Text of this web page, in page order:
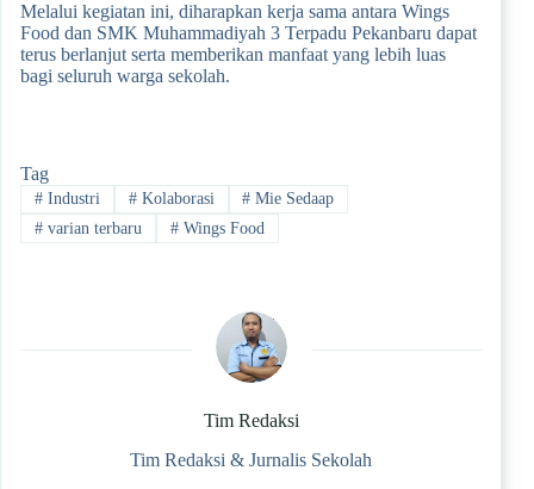
Melalui kegiatan ini, diharapkan kerja sama antara Wings
Food dan SMK Muhammadiyah 3 Terpadu Pekanbaru dapat
terus berlanjut serta memberikan manfaat yang lebih luas
bagi seluruh warga sekolah.
Tag
#Industri #Kolaborasi # Mie Sedaap
#varian terbaru #Wings Food
Tim Redaksi
Tim Redaksi & Jurnalis Sekolah